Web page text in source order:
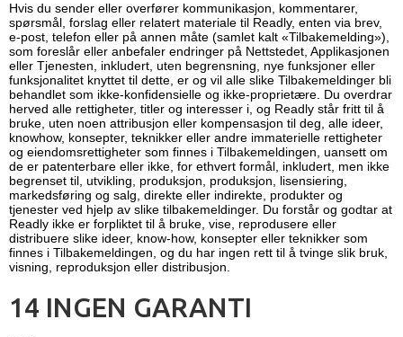
Hvis du sender eller overfører kommunikasjon, kommentarer,
spørsmål, forslag eller relatert materiale til Readly, enten via brev,
e-post, telefon eller på annen måte (samlet kalt «Tilbakemelding»),
som foreslår eller anbefaler endringer på Nettstedet, Applikasjonen
eller Tjenesten, inkludert, uten begrensning, nye funksjoner eller
funksjonalitet knyttet til dette, er og vil alle slike Tilbakemeldinger bli
behandlet som ikke-konfidensielle og ikke-proprietære. Du overdrar
herved alle rettigheter, titler og interesser i, og Readly står fritt til å
bruke, uten noen attribusjon eller kompensasjon til deg, alle ideer,
knowhow, konsepter, teknikker eller andre immaterielle rettigheter
og eiendomsrettigheter som finnes i Tilbakemeldingen, uansett om
de er patenterbare eller ikke, for ethvert formål, inkludert, men ikke
begrenset til, utvikling, produksjon, produksjon, lisensiering,
markedsføring og salg, direkte eller indirekte, produkter og
tjenester ved hjelp av slike tilbakemeldinger. Du forstår og godtar at
Readly ikke er forpliktet til å bruke, vise, reprodusere eller
distribuere slike ideer, know-how, konsepter eller teknikker som
finnes i Tilbakemeldingen, og du har ingen rett til å tvinge slik bruk,
visning, reproduksjon eller distribusjon.
14 INGEN GARANTI